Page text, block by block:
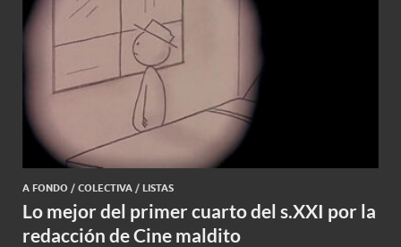
A FONDO / COLECTIVA / LISTAS
Lo mejor del primer cuarto del s.XXI por la
redacción de Cine maldito